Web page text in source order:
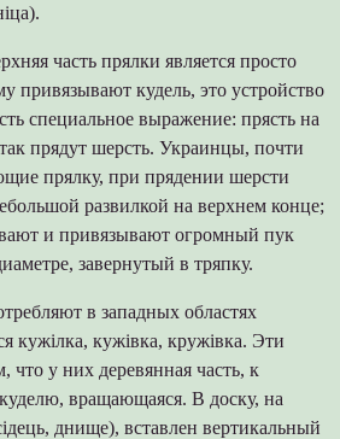
часть прялки является просто
привязывают кудель, это устройство
специальное выражение: прясть на
прядут шерсть. Украинцы, почти
прялку, при прядении шерсти
развилкой на верхнем конце;
и привязывают огромный пук
завернутый в тряпку.
в западных областях
кужілка, кужівка, кружівка. Эти
что у них деревянная часть, к
вращающаяся. В доску, на
днище), вставлен вертикальный